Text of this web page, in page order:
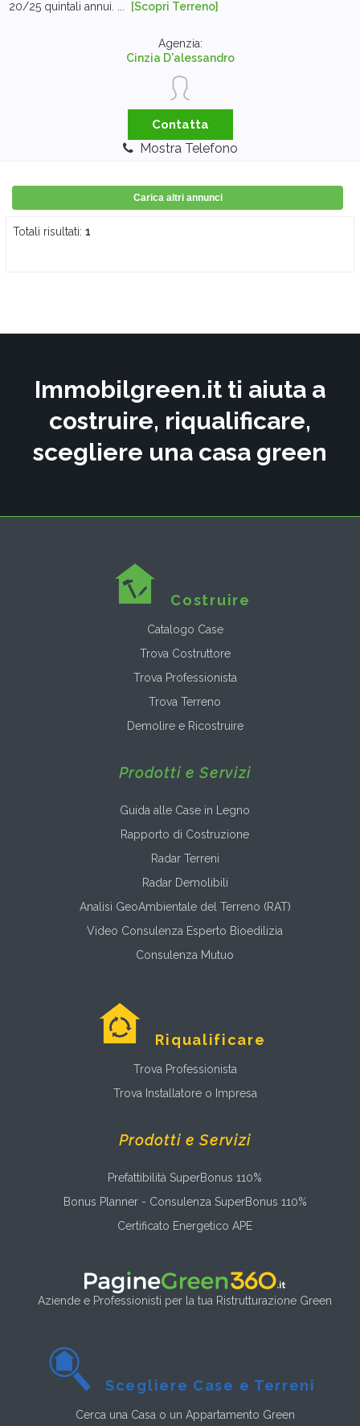
20/25 quintali annui. ... [Scopri Terreno]
Agenzia:
Cinzia D'alessandro
Contatta
Mostra Telefono
Carica altri annunci
Totali risultati: 1
Immobilgreen.it ti aiuta a
costruire, riqualificare,
scegliere una casa green
Costruire
Catalogo Case
Trova Costruttore
Trova Professionista
Trova Terreno
Demolire e Ricostruire
Prodotti e Servizi
Guida alle Case in Legno
Rapporto di Costruzione
Radar Terreni
Radar Demolibili
Analisi GeoAmbientale del Terreno (RAT)
Video Consulenza Esperto Bioedilizia
Consulenza Mutuo
Riqualificare
Trova Professionista
Trova Installatore o Impresa
Prodotti e Servizi
Prefattibilità SuperBonus 110%
Bonus Planner - Consulenza SuperBonus 110%
Certificato Energetico APE
Aziende e Professionisti per la tua Ristrutturazione Green
Scegliere Case e Terreni
Cerca una Casa o un Appartamento Green